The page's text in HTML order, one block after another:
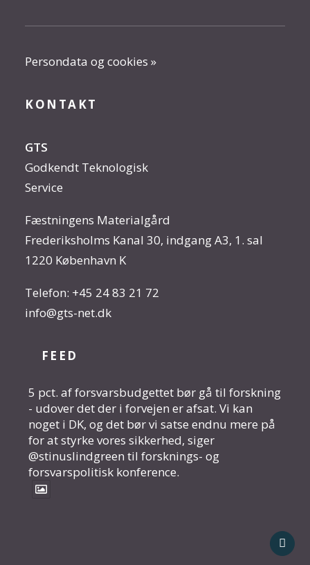
Persondata og cookies »
KONTAKT
GTS
Godkendt Teknologisk
Service
Fæstningens Materialgård
Frederiksholms Kanal 30, indgang A3, 1. sal
1220 København K
Telefon: +45 24 83 21 72
info@gts-net.dk
FEED
5 pct. af forsvarsbudgettet bør gå til forskning
- udover det der i forvejen er afsat. Vi kan
noget i DK, og det bør vi satse endnu mere på
for at styrke vores sikkerhed, siger
@stinuslindgreen til forsknings- og
forsvarspolitisk konference.